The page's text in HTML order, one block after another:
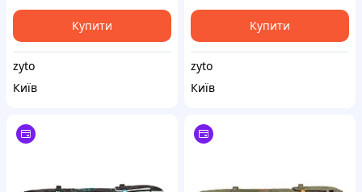
Купити
zyto
Київ
Купити
zyto
Київ